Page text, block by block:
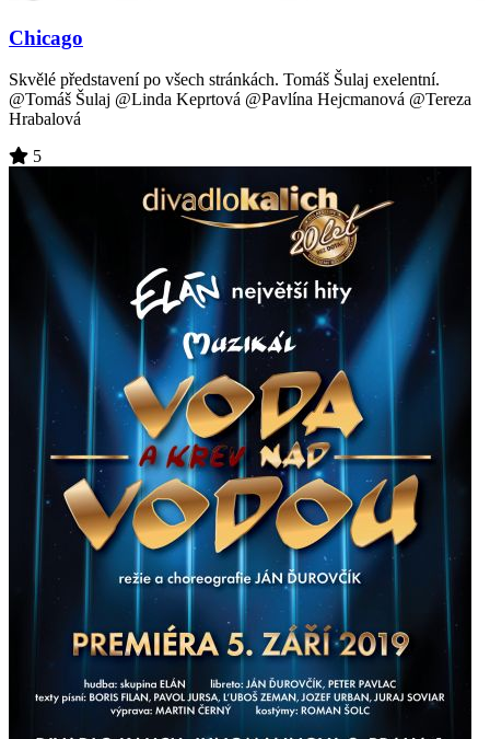
Chicago
Skvělé představení po všech stránkách. Tomáš Šulaj exelentní.
@Tomáš Šulaj @Linda Keprtová @Pavlína Hejcmanová @Tereza
Hrabalová
5